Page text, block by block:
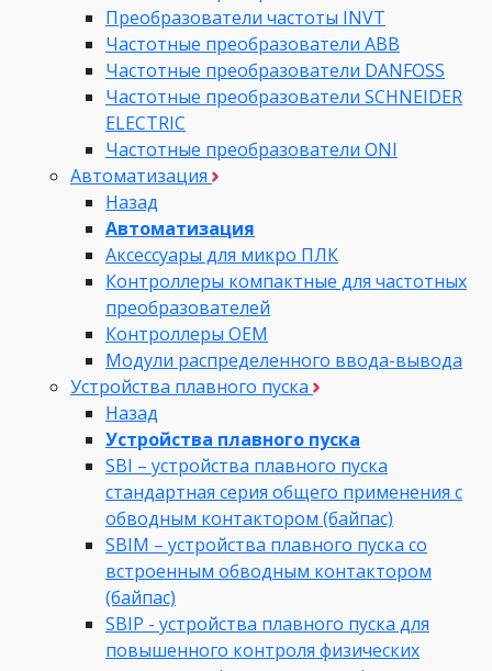
Преобразователи частоты INVT
Частотные преобразователи ABB
Частотные преобразователи DANFOSS
Частотные преобразователи SCHNEIDER
ELECTRIC
Частотные преобразователи ONI
Автоматизация
Назад
Автоматизация
Аксессуары для микро ПЛК
Контроллеры компактные для частотных
преобразователей
Контроллеры ОЕМ
Модули распределенного ввода-вывода
Устройства плавного пуска
Назад
Устройства плавного пуска
SBI – устройства плавного пуска
стандартная серия общего применения с
обводным контактором (байпас)
SBIM – устройства плавного пуска со
встроенным обводным контактором
(байпас)
SBIP - устройства плавного пуска для
повышенного контроля физических